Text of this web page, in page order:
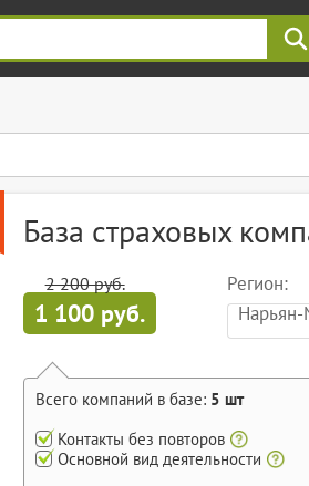
База страховых
2 200 руб.
1 100 руб.
Регион:
Всего компаний в базе: 5 шт
Контакты без повторов
Основной вид деятельности